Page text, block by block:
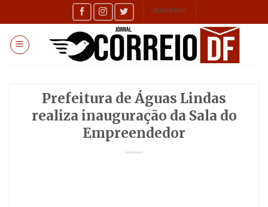
to
content
SEMANÁRIO
Prefeitura de Águas Lindas
realiza inauguração da Sala do
Empreendedor